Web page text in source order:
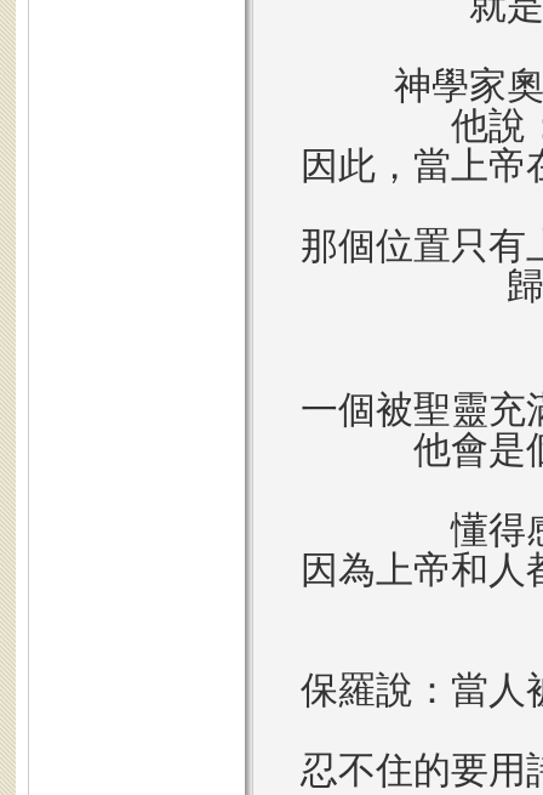
神學家
他說
因此，當上
那個位置只有
一個被聖靈充
他會是
懂得
因為上帝和
保羅說：當人
忍不住的要用